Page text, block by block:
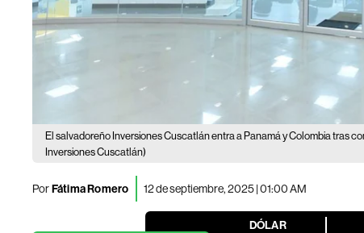
El salvadoreño Inversiones Cuscatlán entra a Panamá y Colombia tras
Inversiones Cuscatlán)
PorFátima Romero 12 de septiembre, 2025 | 01:00 AM
DÓLAR